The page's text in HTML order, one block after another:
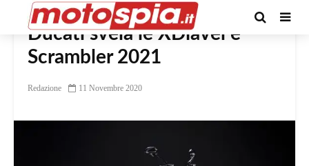
Ducati svela le XDiavel e
Scrambler 2021
Redazione 11 Novembre 2020